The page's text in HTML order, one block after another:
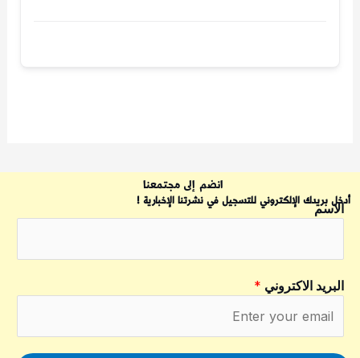
انضم إلى مجتمعنا
أدخل بريدك الإلكتروني للتسجيل في نشرتنا الإخبارية !
الاسم
البريد الاكتروني *